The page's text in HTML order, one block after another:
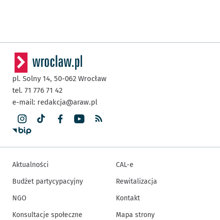
pl. Solny 14, 50-062 Wrocław
tel. 71 776 71 42
e-mail: redakcja@araw.pl
Aktualności
Budżet partycypacyjny
NGO
Konsultacje społeczne
CAL-e
Rewitalizacja
Kontakt
Mapa strony